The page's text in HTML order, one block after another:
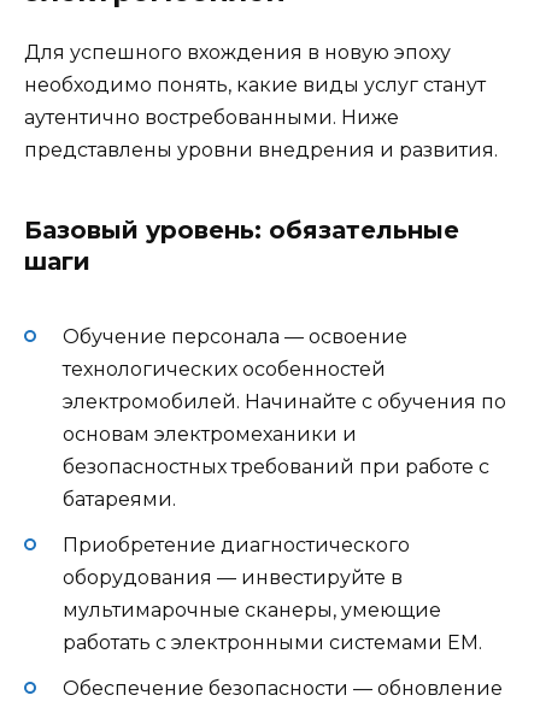
Для успешного вхождения в новую эпоху
необходимо понять, какие виды услуг станут
аутентично востребованными. Ниже
представлены уровни внедрения и развития.
Базовый уровень: обязательные
шаги
Обучение персонала — освоение
технологических особенностей
электромобилей. Начинайте с обучения по
основам электромеханики и
безопасностных требований при работе с
батареями.
Приобретение диагностического
оборудования — инвестируйте в
мультимарочные сканеры, умеющие
работать с электронными системами ЕМ.
Обеспечение безопасности — обновление